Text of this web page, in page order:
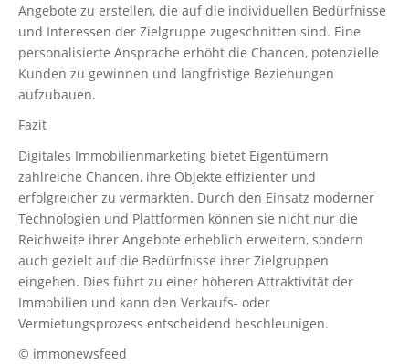
Angebote zu erstellen, die auf die individuellen Bedürfnisse
und Interessen der Zielgruppe zugeschnitten sind. Eine
personalisierte Ansprache erhöht die Chancen, potenzielle
Kunden zu gewinnen und langfristige Beziehungen
aufzubauen.
Fazit
Digitales Immobilienmarketing bietet Eigentümern
zahlreiche Chancen, ihre Objekte effizienter und
erfolgreicher zu vermarkten. Durch den Einsatz moderner
Technologien und Plattformen können sie nicht nur die
Reichweite ihrer Angebote erheblich erweitern, sondern
auch gezielt auf die Bedürfnisse ihrer Zielgruppen
eingehen. Dies führt zu einer höheren Attraktivität der
Immobilien und kann den Verkaufs- oder
Vermietungsprozess entscheidend beschleunigen.
© immonewsfeed